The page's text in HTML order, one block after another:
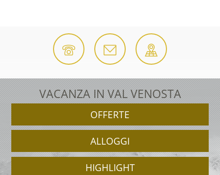
VACANZA IN VAL VENOSTA
OFFERTE
ALLOGGI
HIGHLIGHT